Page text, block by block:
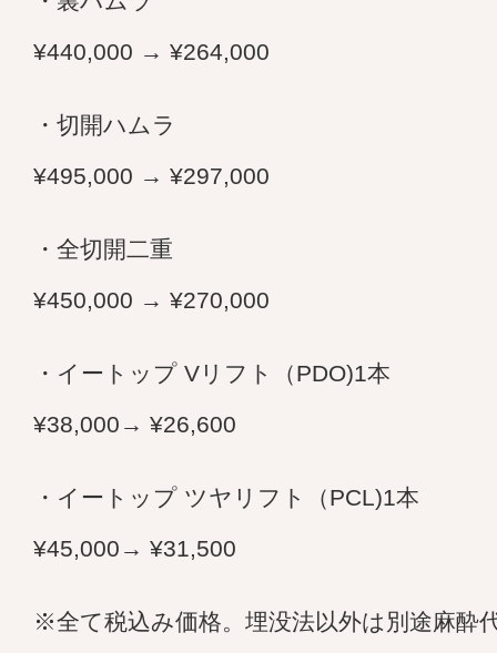
¥440,000 → ¥264,000
・切開ハムラ
¥495,000 → ¥297,000
・全切開二重
¥450,000 → ¥270,000
・イートップ Vリフト（PDO)1本
¥38,000→ ¥26,600
・イートップ ツヤリフト（PCL)1本
¥45,000→ ¥31,500
※全て税込み価格。埋没法以外は別途麻酔